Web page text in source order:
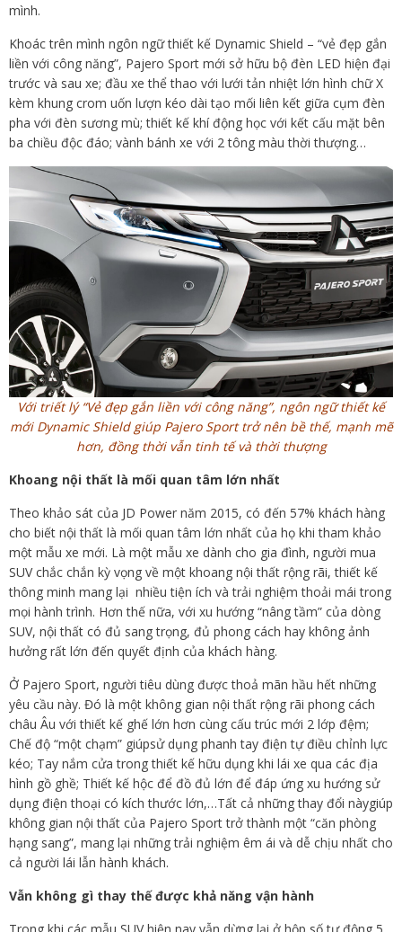
mình.
Khoác trên mình ngôn ngữ thiết kế Dynamic Shield – “vẻ đẹp gắn
liền với công năng”, Pajero Sport mới sở hữu bộ đèn LED hiện đại
trước và sau xe; đầu xe thể thao với lưới tản nhiệt lớn hình chữ X
kèm khung crom uốn lượn kéo dài tạo mối liên kết giữa cụm đèn
pha với đèn sương mù; thiết kế khí động học với kết cấu mặt bên
ba chiều độc đáo; vành bánh xe với 2 tông màu thời thượng…
Với triết lý “Vẻ đẹp gắn liền với công năng”, ngôn ngữ thiết kế
mới Dynamic Shield giúp Pajero Sport trở nên bề thế, mạnh mẽ
hơn, đồng thời vẫn tinh tế và thời thượng
Khoang nội thất là mối quan tâm lớn nhất
Theo khảo sát của JD Power năm 2015, có đến 57% khách hàng
cho biết nội thất là mối quan tâm lớn nhất của họ khi tham khảo
một mẫu xe mới. Là một mẫu xe dành cho gia đình, người mua
SUV chắc chắn kỳ vọng về một khoang nội thất rộng rãi, thiết kế
thông minh mang lại nhiều tiện ích và trải nghiệm thoải mái trong
mọi hành trình. Hơn thế nữa, với xu hướng “nâng tầm” của dòng
SUV, nội thất có đủ sang trọng, đủ phong cách hay không ảnh
hưởng rất lớn đến quyết định của khách hàng.
Ở Pajero Sport, người tiêu dùng được thoả mãn hầu hết những
yêu cầu này. Đó là một không gian nội thất rộng rãi phong cách
châu Âu với thiết kế ghế lớn hơn cùng cấu trúc mới 2 lớp đệm;
Chế độ “một chạm” giúpsử dụng phanh tay điện tự điều chỉnh lực
kéo; Tay nắm cửa trong thiết kế hữu dụng khi lái xe qua các địa
hình gồ ghề; Thiết kế hộc để đồ đủ lớn để đáp ứng xu hướng sử
dụng điện thoại có kích thước lớn,…Tất cả những thay đổi nàygiúp
không gian nội thất của Pajero Sport trở thành một “căn phòng
hạng sang”, mang lại những trải nghiệm êm ái và dễ chịu nhất cho
cả người lái lẫn hành khách.
Vẫn không gì thay thế được khả năng vận hành